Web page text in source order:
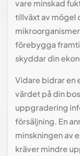
vare minskad
tillväxt av mögel
förebygga
skyddar din
Vidare bidrar en
värdet på din
uppgradering
försäljning. En
minskningen av
kräver mindre